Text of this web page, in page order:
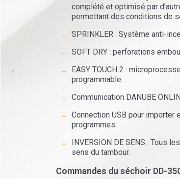
complété et optimisé par
permettant des conditions de
SPRINKLER : Système anti-
SOFT DRY : perforations
EASY TOUCH 2 :
programmable
Communication DANUBE
Connection USB pour
programmes
INVERSION DE SENS : Tous
sens du tambour.
Commandes du séchoir DD-